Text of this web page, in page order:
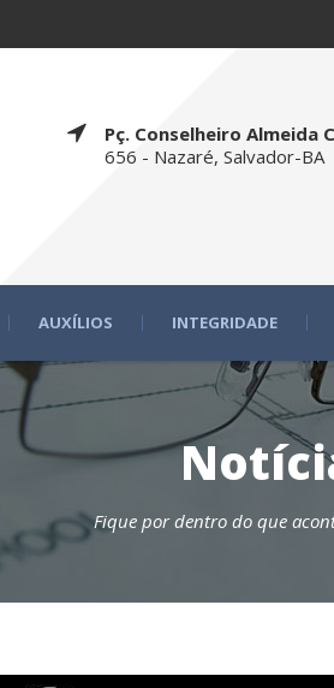
Pç. Conselheiro Almeida
656 - Nazaré, Salvador-BA
AUXÍLIOS INTEGRIDADE
Fique por dentro do que